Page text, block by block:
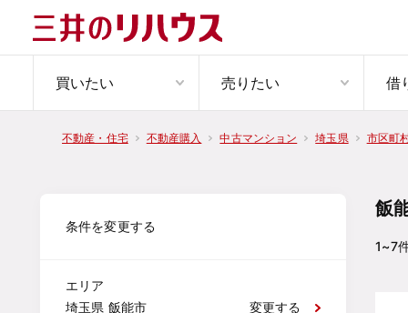
買いたい 売りたい 借
不動産・住宅 不動産購入 中古マンション 埼玉県 市区町
条件を変更する
エリア
埼玉県 飯能市
変更する
飯
1~7